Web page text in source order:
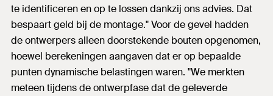
te identificeren en op te lossen dankzij ons advies. Dat
bespaart geld bij de montage." Voor de gevel hadden
de ontwerpers alleen doorstekende bouten opgenomen,
hoewel berekeningen aangaven dat er op bepaalde
punten dynamische belastingen waren. "We merkten
meteen tijdens de ontwerpfase dat de geleverde